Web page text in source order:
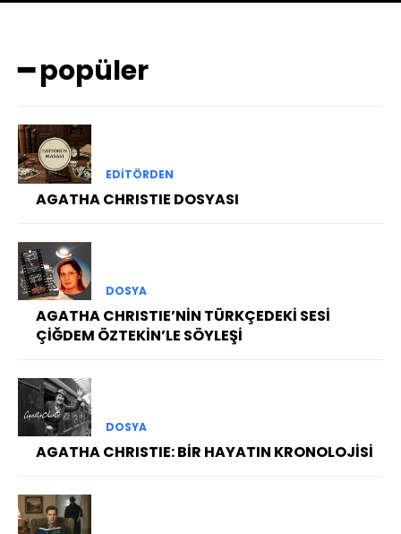
━ popüler
EDITÖRDEN
AGATHA CHRISTIE DOSYASI
DOSYA
AGATHA CHRISTIE’NİN TÜRKÇEDEKİ SESİ
ÇİĞDEM ÖZTEKİN’LE SÖYLEŞİ
DOSYA
AGATHA CHRISTIE: BİR HAYATIN KRONOLOJİSİ